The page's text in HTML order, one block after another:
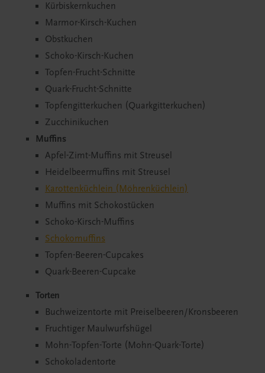
Kürbiskernkuchen
Marmor-Kirsch-Kuchen
Obstkuchen
Schoko-Kirsch-Kuchen
Topfen-Frucht-Schnitte
Quark-Frucht-Schnitte
Topfengitterkuchen (Quarkgitterkuchen)
Zucchinikuchen
Muffins
Apfel-Zimt-Muffins mit Streusel
Heidelbeermuffins mit Streusel
Karottenküchlein (Möhrenküchlein)
Muffins mit Schokostücken
Schoko-Kirsch-Muffins
Schokomuffins
Topfen-Beeren-Cupcakes
Quark-Beeren-Cupcake
Torten
Buchweizentorte mit Preiselbeeren/Kronsbeeren
Fruchtiger Maulwurfshügel
Mohn-Topfen-Torte (Mohn-Quark-Torte)
Schokoladentorte